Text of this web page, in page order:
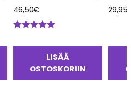
46,50€
LISÄÄ
OSTOSKORIIN
29,95